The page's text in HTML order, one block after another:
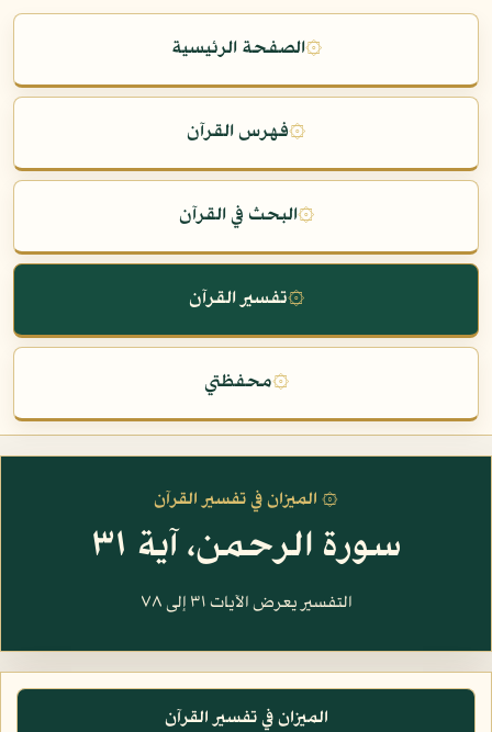
۞الصفحة الرئيسية
۞فهرس القرآن
۞البحث في القرآن
۞تفسير القرآن
۞محفظتي
۞ الميزان في تفسير القرآن
سورة الرحمن، آية ٣١
التفسير يعرض الآيات ٣١ إلى ٧٨
الميزان في تفسير القرآن